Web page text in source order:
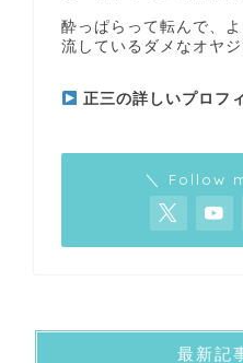
酔っぱらって転んで、
流しているダメなオヤ
正三の詳しいプロフ
＼ Follow
最新記